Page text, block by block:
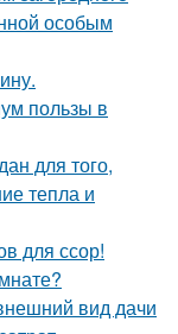
особым
пользы в
для того,
тепла и
для ссор!
вид дачи